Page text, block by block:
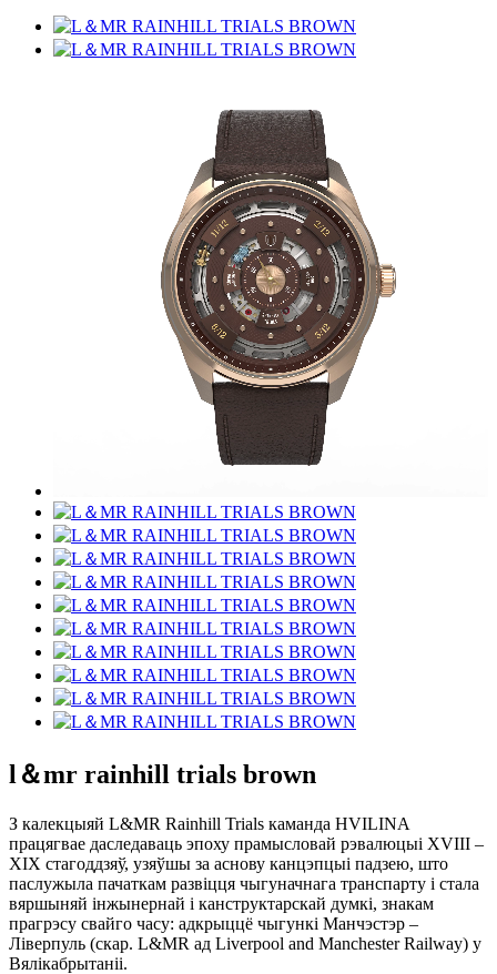
l＆mr rainhill trials brown
З калекцыяй L&MR Rainhill Trials каманда HVILINA
працягвае даследаваць эпоху прамысловай рэвалюцыі XVIII –
XIX стагоддзяў, узяўшы за аснову канцэпцыі падзею, што
паслужыла пачаткам развіцця чыгуначнага транспарту і стала
вяршыняй інжынернай і канструктарскай думкі, знакам
прагрэсу свайго часу: адкрыццё чыгункі Манчэстэр –
Ліверпуль (скар. L&MR ад Liverpool and Manchester Railway) у
Вялікабрытаніі.